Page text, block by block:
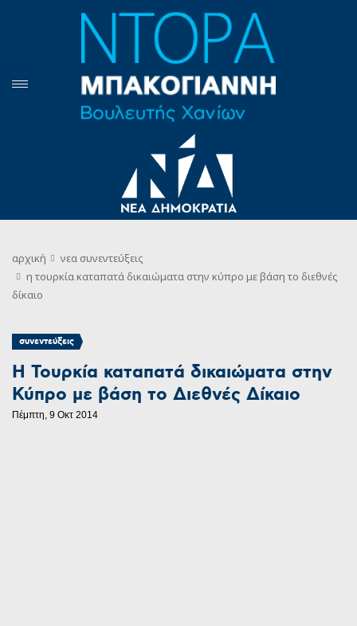
αρχική νεα συνεντεύξεις
η τουρκία καταπατά δικαιώματα στην κύπρο με βάση το διεθνές
δίκαιο
συνεντεύξεις
Η Τουρκία καταπατά δικαιώματα στην
Κύπρο με βάση το Διεθνές Δίκαιο
Πέμπτη, 9 Οκτ 2014